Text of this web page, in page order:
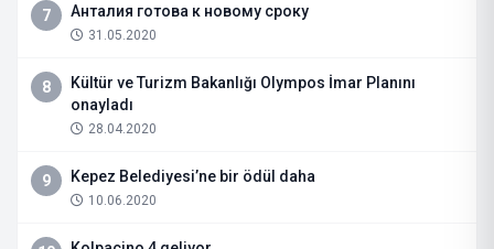
7 Анталия готова к новому сроку
31.05.2020
8
Kültür ve Turizm Bakanlığı Olympos İmar Planını
onayladı
28.04.2020
9 Kepez Belediyesi’ne bir ödül daha
10.06.2020